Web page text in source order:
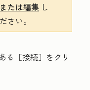
たは編集 し
さい。
る ［接続］をクリ